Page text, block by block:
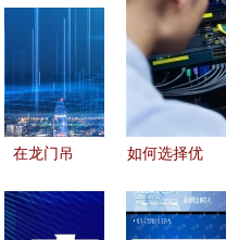
在龙门吊
浪而来的智
如何选择优
术培训机